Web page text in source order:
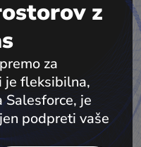
z
za
je fleksibilna,
Salesforce, je
podpreti vaše